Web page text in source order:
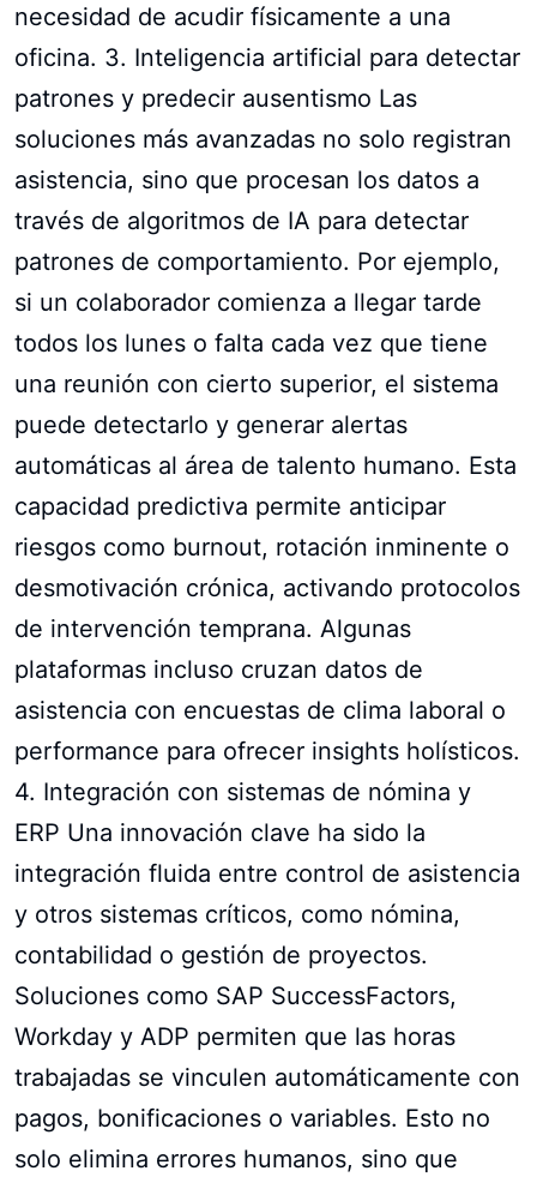
necesidad de acudir físicamente a una
oficina. 3. Inteligencia artificial para detectar
patrones y predecir ausentismo Las
soluciones más avanzadas no solo registran
asistencia, sino que procesan los datos a
través de algoritmos de IA para detectar
patrones de comportamiento. Por ejemplo,
si un colaborador comienza a llegar tarde
todos los lunes o falta cada vez que tiene
una reunión con cierto superior, el sistema
puede detectarlo y generar alertas
automáticas al área de talento humano. Esta
capacidad predictiva permite anticipar
riesgos como burnout, rotación inminente o
desmotivación crónica, activando protocolos
de intervención temprana. Algunas
plataformas incluso cruzan datos de
asistencia con encuestas de clima laboral o
performance para ofrecer insights holísticos.
4. Integración con sistemas de nómina y
ERP Una innovación clave ha sido la
integración fluida entre control de asistencia
y otros sistemas críticos, como nómina,
contabilidad o gestión de proyectos.
Soluciones como SAP SuccessFactors,
Workday y ADP permiten que las horas
trabajadas se vinculen automáticamente con
pagos, bonificaciones o variables. Esto no
solo elimina errores humanos, sino que